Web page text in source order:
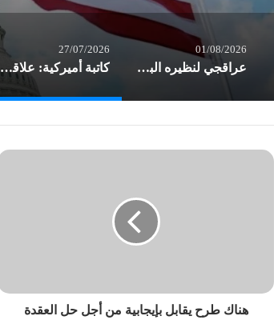
01/08/2026
عراقجي لنظيره البريطاني: نهج لندن تجاه طهران غير لائق
27/07/2026
كاتبة أميركية: علاقة واشنطن بـ”إسرائيل” تحولت إلى التزام غير مشروط
هناك طرح يقابل بإيجابية من أجل حل العقدة